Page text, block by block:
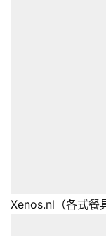
Xenos.nl（各式餐